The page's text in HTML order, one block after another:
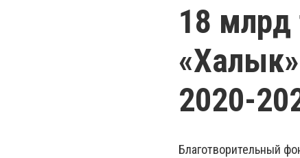
18 млрд
2020-
Благотворительный